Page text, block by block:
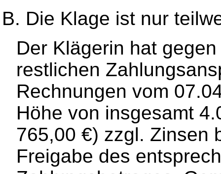
Die Klage ist nur
Der Klägerin hat
restlichen
Rechnungen vom
Höhe von insgesamt
765,00 €) zzgl. Zinsen
Freigabe des